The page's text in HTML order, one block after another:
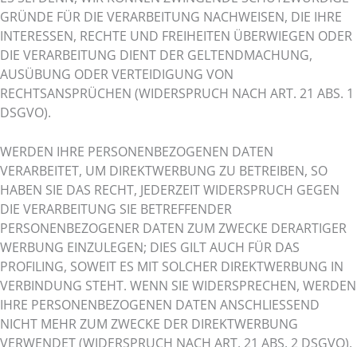
GRÜNDE FÜR DIE VERARBEITUNG NACHWEISEN, DIE IHRE
INTERESSEN, RECHTE UND FREIHEITEN ÜBERWIEGEN ODER
DIE VERARBEITUNG DIENT DER GELTENDMACHUNG,
AUSÜBUNG ODER VERTEIDIGUNG VON
RECHTSANSPRÜCHEN (WIDERSPRUCH NACH ART. 21 ABS. 1
DSGVO).
WERDEN IHRE PERSONENBEZOGENEN DATEN
VERARBEITET, UM DIREKTWERBUNG ZU BETREIBEN, SO
HABEN SIE DAS RECHT, JEDERZEIT WIDERSPRUCH GEGEN
DIE VERARBEITUNG SIE BETREFFENDER
PERSONENBEZOGENER DATEN ZUM ZWECKE DERARTIGER
WERBUNG EINZULEGEN; DIES GILT AUCH FÜR DAS
PROFILING, SOWEIT ES MIT SOLCHER DIREKTWERBUNG IN
VERBINDUNG STEHT. WENN SIE WIDERSPRECHEN, WERDEN
IHRE PERSONENBEZOGENEN DATEN ANSCHLIESSEND
NICHT MEHR ZUM ZWECKE DER DIREKTWERBUNG
VERWENDET (WIDERSPRUCH NACH ART. 21 ABS. 2 DSGVO).